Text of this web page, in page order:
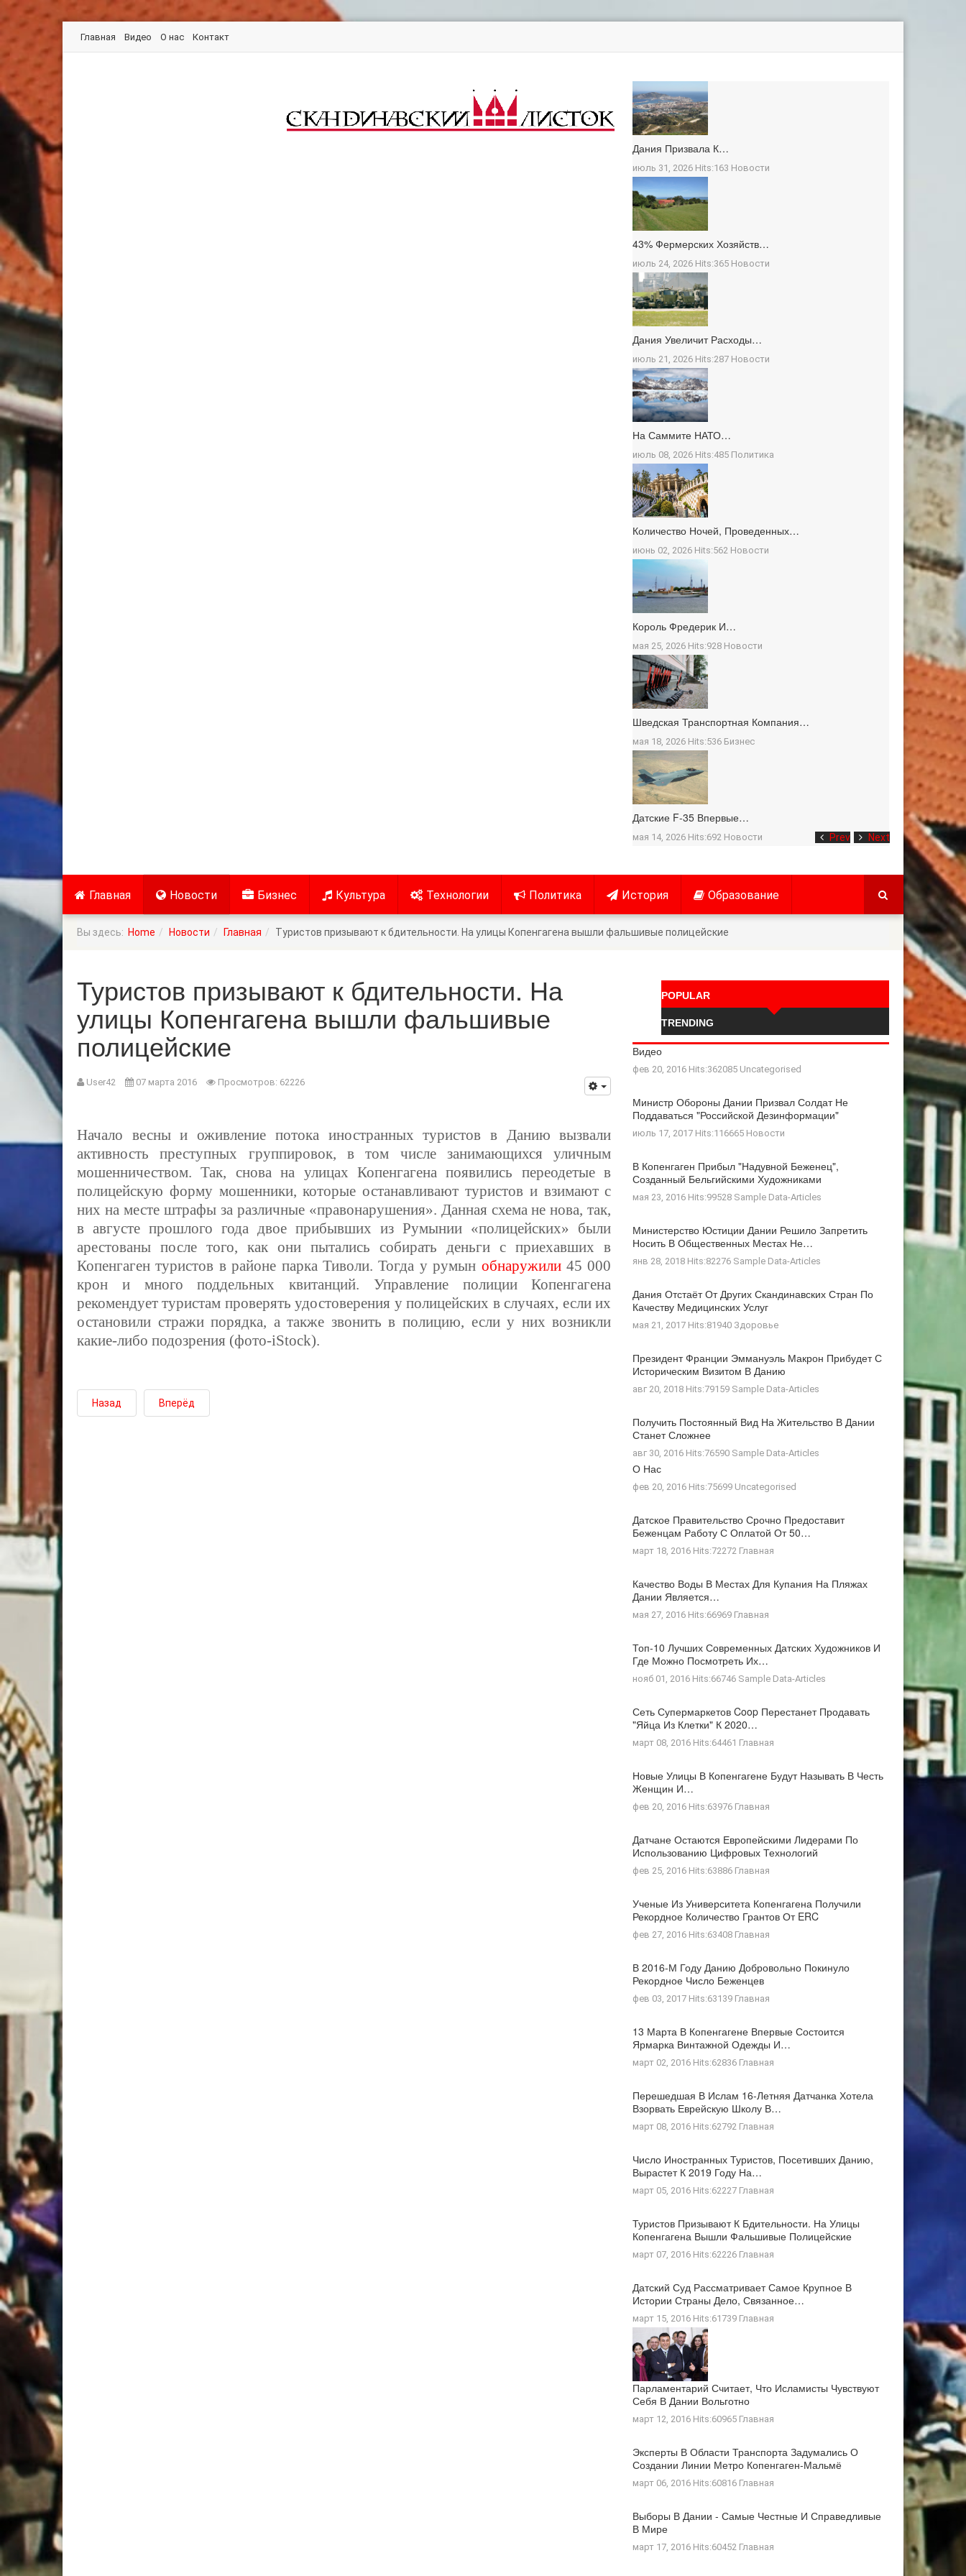
Главная Видео О нас Контакт
Prev Next
Дания Призвала К…
июль 31, 2026 Hits:163 Новости
43% Фермерских Хозяйств…
июль 24, 2026 Hits:365 Новости
Дания Увеличит Расходы…
июль 21, 2026 Hits:287 Новости
На Саммите НАТО…
июль 08, 2026 Hits:485 Политика
Количество Ночей, Проведенных…
июнь 02, 2026 Hits:562 Новости
Король Фредерик И…
мая 25, 2026 Hits:928 Новости
Шведская Транспортная Компания…
мая 18, 2026 Hits:536 Бизнес
Датские F-35 Впервые…
мая 14, 2026 Hits:692 Новости
Главная Новости Бизнес Культура Технологии Политика История Образование
Вы здесь: Home Новости Главная Туристов призывают к бдительности. На улицы Копенгагена вышли фальшивые полицейские
Туристов призывают к бдительности. На
улицы Копенгагена вышли фальшивые
полицейские
User42 07 марта 2016 Просмотров: 62226
Начало весны и оживление потока иностранных туристов в Данию вызвали
активность преступных группировок, в том числе занимающихся уличным
мошенничеством. Так, снова на улицах Копенгагена появились переодетые в
полицейскую форму мошенники, которые останавливают туристов и взимают с
них на месте штрафы за различные «правонарушения». Данная схема не нова, так,
в августе прошлого года двое прибывших из Румынии «полицейских» были
арестованы после того, как они пытались собирать деньги с приехавших в
Копенгаген туристов в районе парка Тиволи. Тогда у румын обнаружили45 000
крон и много поддельных квитанций. Управление полиции Копенгагена
рекомендует туристам проверять удостоверения у полицейских в случаях, если их
остановили стражи порядка, а также звонить в полицию, если у них возникли
какие-либо подозрения (фото-iStock).
Назад Вперёд
POPULAR
TRENDING
Видео
фев 20, 2016 Hits:362085 Uncategorised
Министр Обороны Дании Призвал Солдат Не
Поддаваться "российской Дезинформации"
июль 17, 2017 Hits:116665 Новости
В Копенгаген Прибыл "Надувной Беженец",
Созданный Бельгийскими Художниками
мая 23, 2016 Hits:99528 Sample Data-Articles
Министерство Юстиции Дании Решило Запретить
Носить В Общественных Местах Не…
янв 28, 2018 Hits:82276 Sample Data-Articles
Дания Отстаёт От Других Скандинавских Стран По
Качеству Медицинских Услуг
мая 21, 2017 Hits:81940 Здоровье
Президент Франции Эммануэль Макрон Прибудет С
Историческим Визитом В Данию
авг 20, 2018 Hits:79159 Sample Data-Articles
Получить Постоянный Вид На Жительство В Дании
Станет Сложнее
авг 30, 2016 Hits:76590 Sample Data-Articles
О Нас
фев 20, 2016 Hits:75699 Uncategorised
Датское Правительство Срочно Предоставит
Беженцам Работу С Оплатой От 50…
март 18, 2016 Hits:72272 Главная
Качество Воды В Местах Для Купания На Пляжах
Дании Является…
мая 27, 2016 Hits:66969 Главная
Топ-10 Лучших Современных Датских Художников И
Где Можно Посмотреть Их…
нояб 01, 2016 Hits:66746 Sample Data-Articles
Сеть Супермаркетов Coop Перестанет Продавать
"яйца Из Клетки" К 2020…
март 08, 2016 Hits:64461 Главная
Новые Улицы В Копенгагене Будут Называть В Честь
Женщин И…
фев 20, 2016 Hits:63976 Главная
Датчане Остаются Европейскими Лидерами По
Использованию Цифровых Технологий
фев 25, 2016 Hits:63886 Главная
Ученые Из Университета Копенгагена Получили
Рекордное Количество Грантов От ERC
фев 27, 2016 Hits:63408 Главная
В 2016-М Году Данию Добровольно Покинуло
Рекордное Число Беженцев
фев 03, 2017 Hits:63139 Главная
13 Марта В Копенгагене Впервые Состоится
Ярмарка Винтажной Одежды И…
март 02, 2016 Hits:62836 Главная
Перешедшая В Ислам 16-Летняя Датчанка Хотела
Взорвать Еврейскую Школу В…
март 08, 2016 Hits:62792 Главная
Число Иностранных Туристов, Посетивших Данию,
Вырастет К 2019 Году На…
март 05, 2016 Hits:62227 Главная
Туристов Призывают К Бдительности. На Улицы
Копенгагена Вышли Фальшивые Полицейские
март 07, 2016 Hits:62226 Главная
Датский Суд Рассматривает Самое Крупное В
Истории Страны Дело, Связанное…
март 15, 2016 Hits:61739 Главная
Парламентарий Считает, Что Исламисты Чувствуют
Себя В Дании Вольготно
март 12, 2016 Hits:60965 Главная
Эксперты В Области Транспорта Задумались О
Создании Линии Метро Копенгаген-Мальмё
март 06, 2016 Hits:60816 Главная
Выборы В Дании - Самые Честные И Справедливые
В Мире
март 17, 2016 Hits:60452 Главная